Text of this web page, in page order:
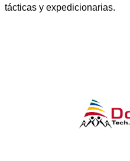
tácticas y expedicionarias.